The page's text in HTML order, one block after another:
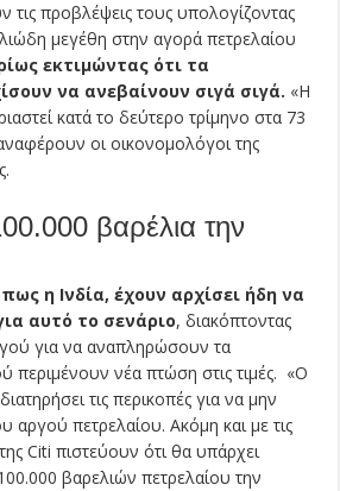
τις προβλέψεις τους υπολογίζοντας
μεγέθη στην αγορά πετρελαίου
εκτιμώντας ότι τα
να ανεβαίνουν σιγά σιγά. «Η
κατά το δεύτερο τρίμηνο στα 73
οι οικονομολόγοι της
βαρέλια την
η Ινδία, έχουν αρχίσει ήδη να
αυτό το σενάριο, διακόπτοντας
για να αναπληρώσουν τα
περιμένουν νέα πτώση στις τιμές. «Ο
τις περικοπές για να μην
αργού πετρελαίου. Ακόμη και με τις
Citi πιστεύουν ότι θα υπάρχει
βαρελιών πετρελαίου την